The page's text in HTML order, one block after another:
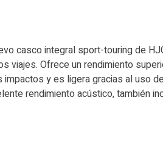
casco integral sport-touring de
viajes. Ofrece un rendimiento
impactos y es ligera gracias al
rendimiento acústico,